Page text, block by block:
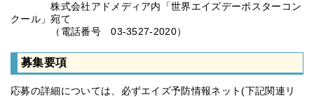
株式会社アドメディア内「世界エイズデーポスターコン
クール」宛て
（電話番号 03-3527-2020）
募集要項
応募の詳細については、必ずエイズ予防情報ネット(下記関連リ